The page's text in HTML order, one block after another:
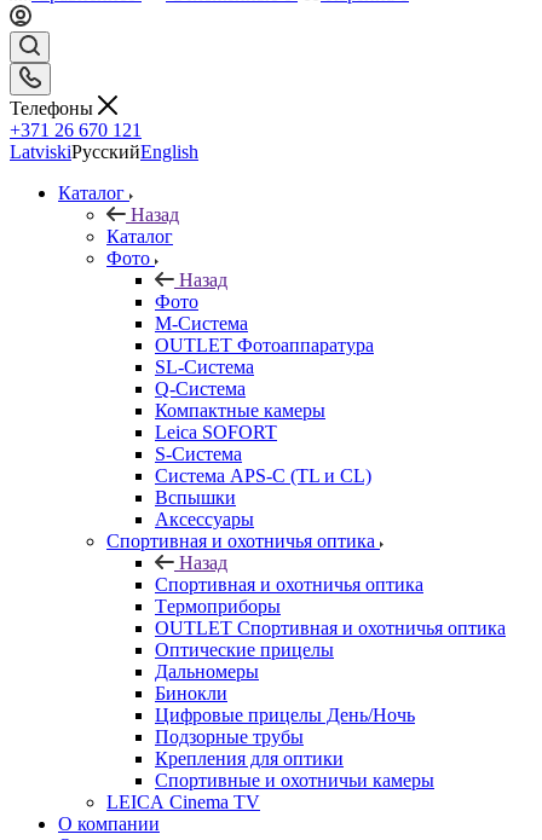
Телефоны
+371 26 670 121
LatviskiРусскийEnglish
Каталог
Назад
Каталог
Фото
Назад
Фото
M-Система
OUTLET Фотоаппаратура
SL-Система
Q-Cистема
Компактные камеры
Leica SOFORT
S-Система
Система APS-C (TL и CL)
Вспышки
Аксессуары
Спортивная и охотничья оптика
Назад
Спортивная и охотничья оптика
Tермоприборы
OUTLET Спортивная и охотничья оптика
Оптические прицелы
Дальномеры
Бинокли
Цифровые прицелы День/Ночь
Подзорные трубы
Крепления для оптики
Спортивные и охотничьи камеры
LEICA Cinema TV
О компании